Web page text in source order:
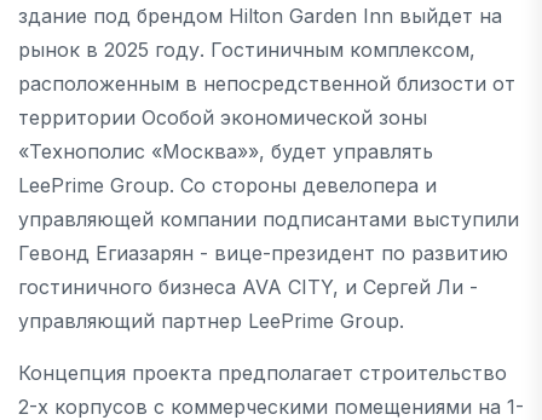
здание под брендом Hilton Garden Inn выйдет на
рынок в 2025 году. Гостиничным комплексом,
расположенным в непосредственной близости от
территории Особой экономической зоны
«Технополис «Москва»», будет управлять
LeePrime Group. Со стороны девелопера и
управляющей компании подписантами выступили
Гевонд Егиазарян - вице-президент по развитию
гостиничного бизнеса AVA CITY, и Сергей Ли -
управляющий партнер LeePrime Group.
Концепция проекта предполагает строительство
2-х корпусов с коммерческими помещениями на 1-